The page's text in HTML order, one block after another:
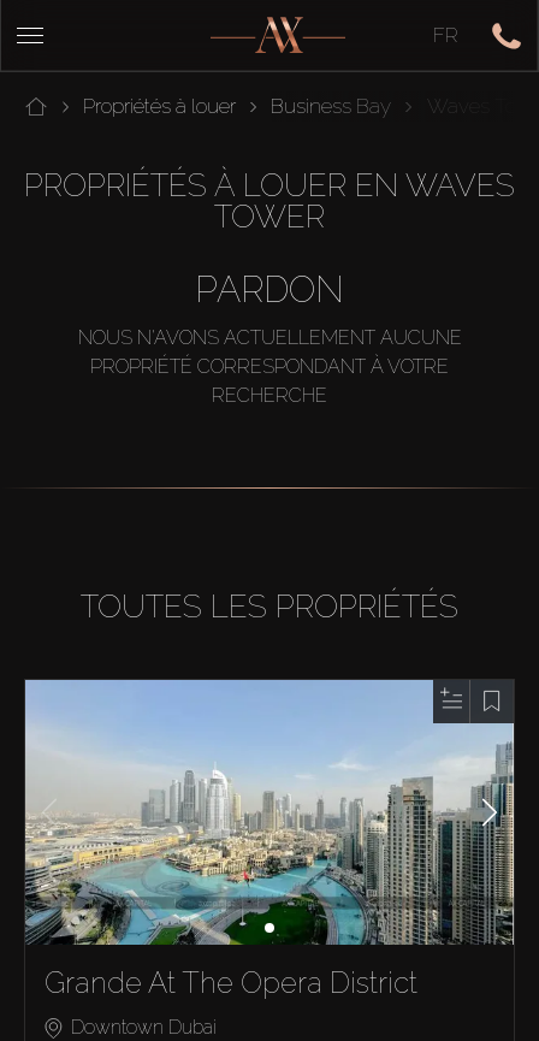
FR
Propriétés à louer Business Bay Waves
PROPRIÉTÉS À LOUER EN WAVES
TOWER
PARDON
NOUS N'AVONS ACTUELLEMENT AUCUNE
PROPRIÉTÉ CORRESPONDANT À VOTRE
RECHERCHE
TOUTES LES PROPRIÉTÉS
Grande At The Opera District
Downtown Dubai